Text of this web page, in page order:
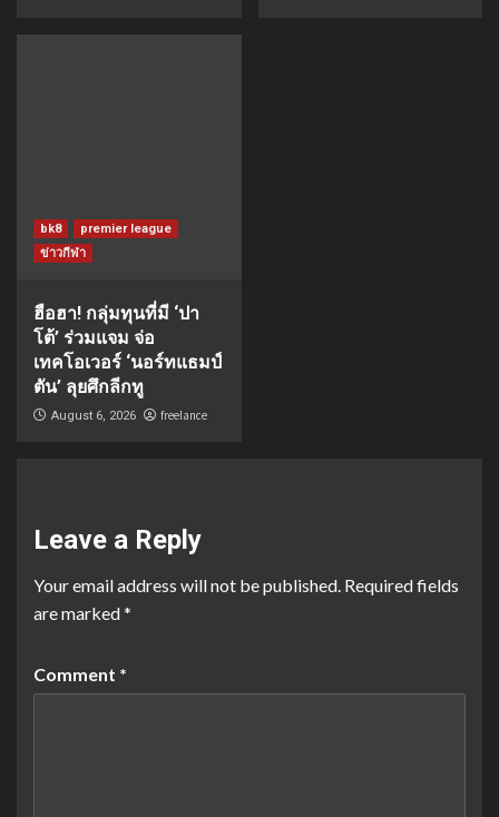
bk8
premier league
ข่าวกีฬา
ฮือฮา! กลุ่มทุนที่มี ‘ปา
โต้’ ร่วมแจม จ่อ
เทคโอเวอร์ ‘นอร์ทแธมป์
ตัน’ ลุยศึกลีกทู
August 6, 2026 freelance
Leave a Reply
Your email address will not be published. Required fields
are marked*
Comment *